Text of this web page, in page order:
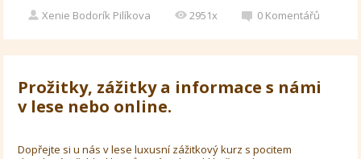
Xenie Bodorík Pilíkova 2951x 0 Komentářů
Prožitky, zážitky a informace s námi
v lese nebo online.
Dopřejte si u nás v lese luxusní zážitkový kurz s pocitem